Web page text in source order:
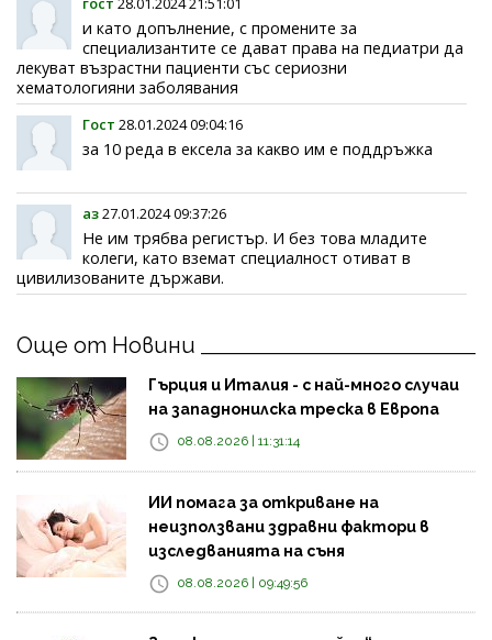
и като допълнение, с промените за
специализантите се дават права на педиатри да
лекуват възрастни пациенти със сериозни
хематологияни заболявания
Гост 28.01.2024 09:04:16
за 10 реда в ексела за какво им е поддръжка
аз27.01.2024 09:37:26
Не им трябва регистър. И без това младите
колеги, като вземат специалност отиват в
цивилизованите държави.
Още от Новини
Гърция и Италия - с най-много случаи
на западнонилска треска в Европа
08.08.2026 | 11:31:14
ИИ помага за откриване на
неизползвани здравни фактори в
изследванията на съня
08.08.2026 | 09:49:56